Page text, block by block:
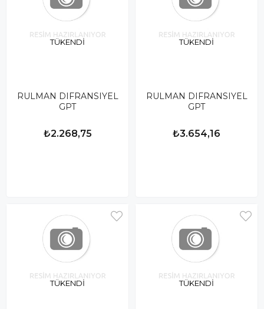
TÜKENDI
RULMAN DIFRANSIYEL
GPT
₺2.268,75
TÜKENDI
RULMAN DIFRANSIYEL
GPT
₺3.654,16
TÜKENDI TÜKENDI